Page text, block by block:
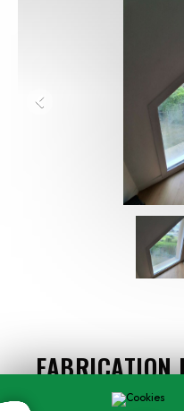
FABRICATION
DOUBLE